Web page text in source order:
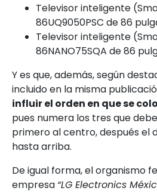
Televisor inteligente
86UQ9050PSC de 86
Televisor inteligente
86NANO75SQA de 86
Y es que, además, según
incluido en la misma
influir el orden en que se
pues numera los tres que
primero al centro, después el
hasta arriba.
De igual forma, el organismo
empresa “LG Electronics